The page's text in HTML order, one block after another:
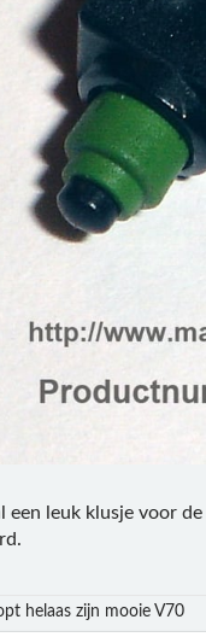
een leuk klusje voor
helaas zijn mooie V70